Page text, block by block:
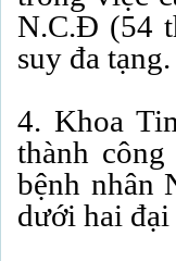
N.C.Đ (54
suy đa tạng.
4. Khoa
thành
bệnh nhân
dưới hai đại